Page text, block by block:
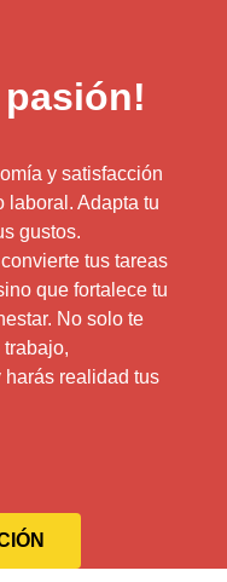
pasión!
y satisfacción
laboral. Adapta tu
gustos.
tus tareas
que fortalece tu
No solo te
realidad tus